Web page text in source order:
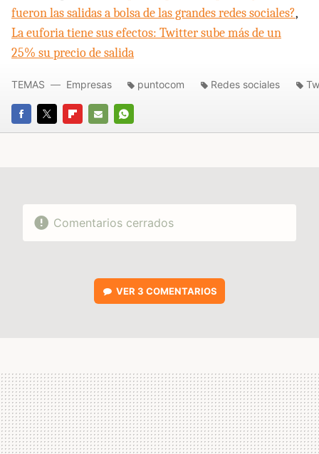
fueron las salidas a bolsa de las grandes redes sociales?,
La euforia tiene sus efectos: Twitter sube más de un
25% su precio de salida
FACEBOOK
TWITTERFLIPBOARD
E-
WHATSAPP
TEMAS Empresas puntocom Redes sociales
Comentarios cerrados
VER 3 COMENTARIOS